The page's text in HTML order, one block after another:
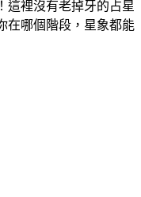
這裡沒有老掉牙的占星
在哪個階段，星象都能